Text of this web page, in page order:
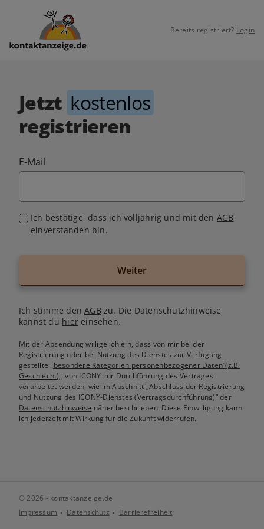
Bereits registriert? Login
Jetzt kostenlos
registrieren
E-Mail
Ich bestätige, dass ich volljährig und mit den AGB
einverstanden bin.
Weiter
Ich stimme denAGB zu. Die Datenschutzhinweise
kannst du hiereinsehen.
Mit der Absendung willige ich ein, dass von mir bei der
Registrierung oder bei Nutzung des Dienstes zur Verfügung
gestellte„besondere Kategorien personenbezogener Daten“(z.B.
Geschlecht) , von ICONY zur Durchführung des Vertrages
verarbeitet werden, wie im Abschnitt „Abschluss der Registrierung
und Nutzung des ICONY-Dienstes (Vertragsdurchführung)“ der
Datenschutzhinweise näher beschrieben. Diese Einwilligung kann
ich jederzeit mit Wirkung für die Zukunft widerrufen.
© 2026 - kontaktanzeige.de
Impressum
Datenschutz Barrierefreiheit